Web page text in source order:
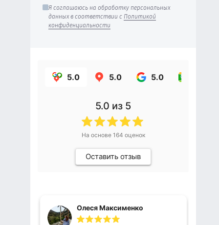
Я соглашаюсь на обработку персональных
данных в соответствии с Политикой
конфиденциальности
5.0 5.0 5.0
5.0 из 5
На основе 164 оценок
Оставить отзыв
Олеся Максименко